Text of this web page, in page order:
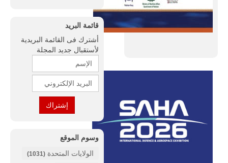
قائمة البريد
أشترك فى القائمة البريدية
لأستقبال جديد المجلة
وسوم الموقع
الولايات المتحدة (1031)